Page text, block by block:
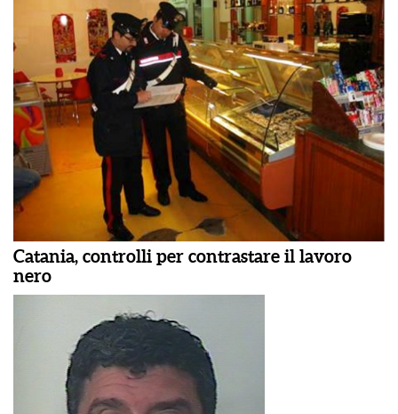
Catania, controlli per contrastare il lavoro
nero